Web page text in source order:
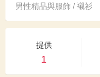
男性精品與服飾 / 襯衫
提供
1